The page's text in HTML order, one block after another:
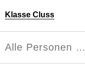
Klasse Cluss
Personen
Projekte
Uli Cluss
Information